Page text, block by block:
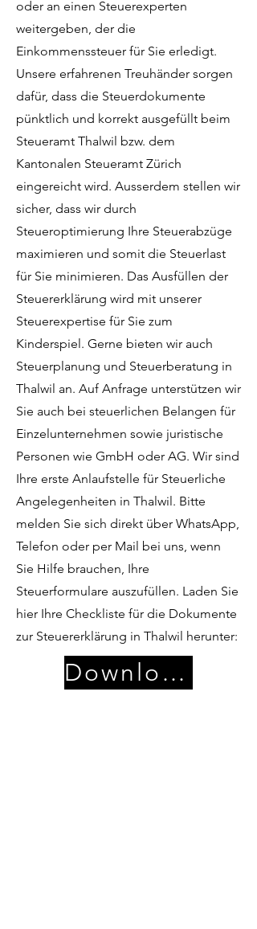
oder an einen Steuerexperten
weitergeben, der die
Einkommenssteuer für Sie erledigt.
Unsere erfahrenen Treuhänder sorgen
dafür, dass die Steuerdokumente
pünktlich und korrekt ausgefüllt beim
Steueramt Thalwil bzw. dem
Kantonalen Steueramt Zürich
eingereicht wird. Ausserdem stellen wir
sicher, dass wir durch
Steueroptimierung Ihre Steuerabzüge
maximieren und somit die Steuerlast
für Sie minimieren. Das Ausfüllen der
Steuererklärung wird mit unserer
Steuerexpertise für Sie zum
Kinderspiel. Gerne bieten wir auch
Steuerplanung und Steuerberatung in
Thalwil an. Auf Anfrage unterstützen wir
Sie auch bei steuerlichen Belangen für
Einzelunternehmen sowie juristische
Personen wie GmbH oder AG. Wir sind
Ihre erste Anlaufstelle für Steuerliche
Angelegenheiten in Thalwil. Bitte
melden Sie sich direkt über WhatsApp,
Telefon oder per Mail bei uns, wenn
Sie Hilfe brauchen, Ihre
Steuerformulare auszufüllen. Laden Sie
hier Ihre Checkliste für die Dokumente
zur Steuererklärung in Thalwil herunter:
Download